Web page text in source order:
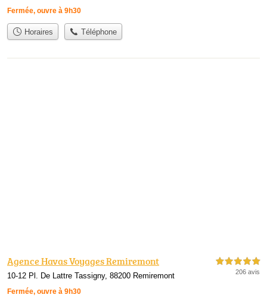
Fermée, ouvre à 9h30
Horaires Téléphone
Agence Havas Voyages Remiremont
10-12 Pl. De Lattre Tassigny, 88200 Remiremont
Fermée, ouvre à 9h30
5,0 étoiles sur 5
206 avis